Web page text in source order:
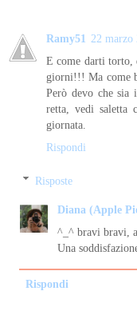
Ramy51 22 marzo
E come darti torto,
giorni!!! Ma come
Però devo che sia
retta, vedi saletta
giornata.
Rispondi
Risposte
Diana (Apple
^_^ bravi bravi,
Una
Rispondi